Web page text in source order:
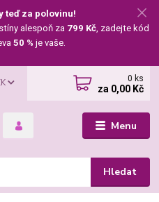
teď za polovinu!
alespoň za 799 Kč, zadejte kód
50 % je vaše.
Menu
Hledat
0 ks
za 0,00 Kč